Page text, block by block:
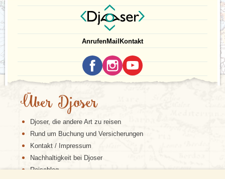
AnrufenMail Kontakt
Über Djoser
Djoser, die andere Art zu reisen
Rund um Buchung und Versicherungen
Kontakt / Impressum
Nachhaltigkeit bei Djoser
Reiseblog